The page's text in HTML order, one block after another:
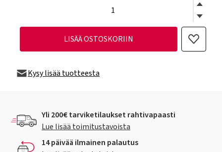
LISÄÄ OSTOSKORIIN
Kysy lisää tuotteesta
Yli 200€ tarviketilaukset rahtivapaasti
Lue lisää toimitustavoista
14 päivää ilmainen palautus